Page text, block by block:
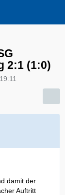
2:1 (1:0)
damit der
Auftritt